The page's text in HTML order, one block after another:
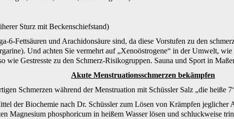
Sturz mit Beckenschiefstand)
6-Fettsäuren und Arachidonsäure sind, da diese Vorstufen zu den
Und achten Sie vermehrt auf „Xenoöstrogene“ in der Umwelt,
wie Gestresste zu den Schmerz-Risikogruppen. Sauna und Sport in
Akute Menstruationsschmerzen bekämpfen
Schmerzen während der Menstruation mit Schüssler Salz „die heiße
der Biochemie nach Dr. Schüssler zum Lösen von Krämpfen jeglicher
Magnesium phosphoricum in heißem Wasser lösen und schluckweise